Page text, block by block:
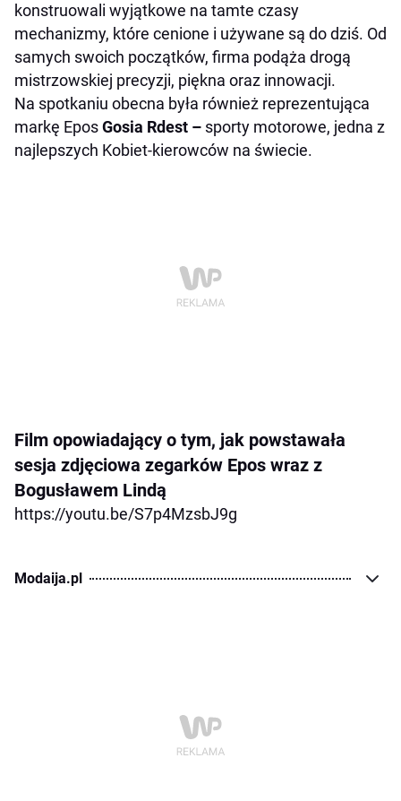
konstruowali wyjątkowe na tamte czasy
mechanizmy, które cenione i używane są do dziś. Od
samych swoich początków, firma podąża drogą
mistrzowskiej precyzji, piękna oraz innowacji.
Na spotkaniu obecna była również reprezentująca
markę EposGosia Rdest – sporty motorowe, jedna z
najlepszych Kobiet-kierowców na świecie.
Film opowiadający o tym, jak powstawała
sesja zdjęciowa zegarków Epos wraz z
Bogusławem Lindą
https://youtu.be/S7p4MzsbJ9g
Modaija.pl